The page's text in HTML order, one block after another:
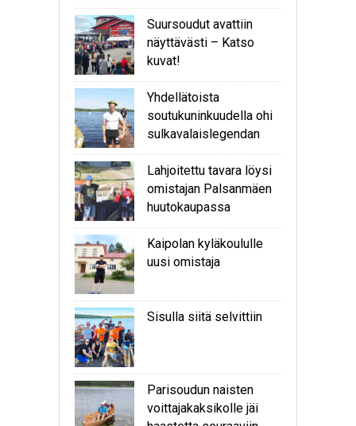
Suursoudut avattiin
näyttävästi – Katso
kuvat!
Yhdellätoista
soutukuninkuudella ohi
sulkavalaislegendan
Lahjoitettu tavara löysi
omistajan Palsanmäen
huutokaupassa
Kaipolan kyläkoululle
uusi omistaja
Sisulla siitä selvittiin
Parisoudun naisten
voittajakaksikolle jäi